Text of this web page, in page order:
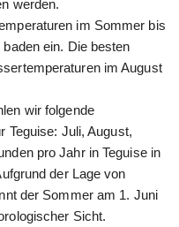
werden.
im Sommer bis
ein. Die besten
im August
wir folgende
Teguise: Juli, August,
pro Jahr in Teguise in
der Lage von
der Sommer am 1. Juni
Sicht.